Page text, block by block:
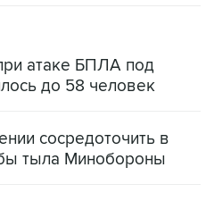
атаке БПЛА под
до 58 человек
сосредоточить в
тыла Минобороны